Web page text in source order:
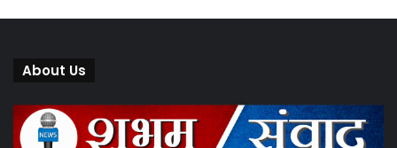
About Us